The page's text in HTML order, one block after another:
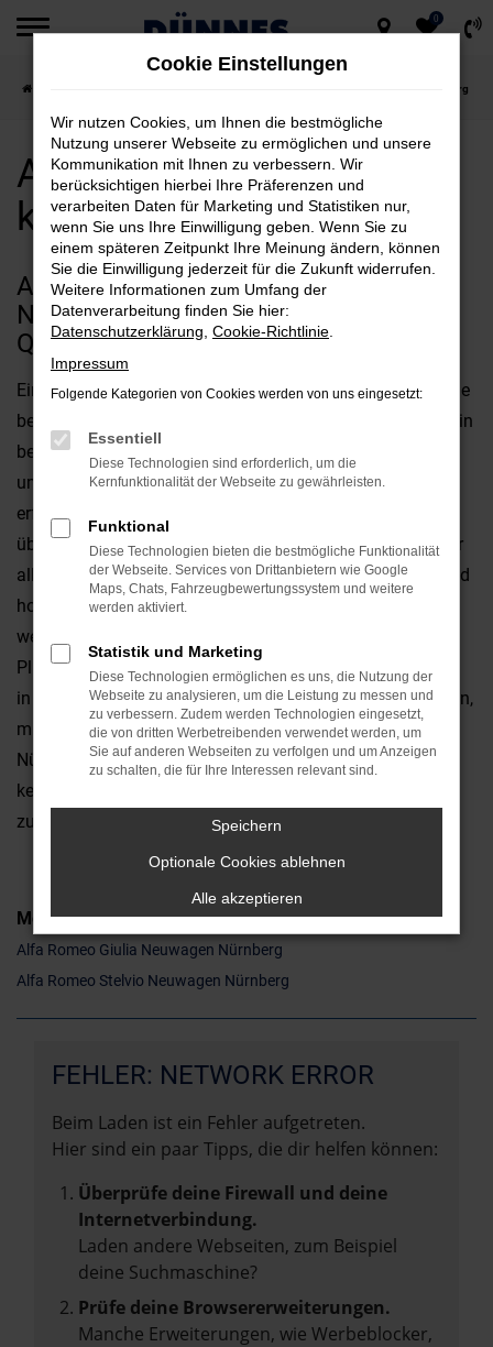
Zum
springen
0
Alfa Romeo Neuwagen kaufen für Nürnberg
Alfa Romeo Neuwagen
kaufen für Nürnberg
ALFA ROMEO NEUWAGEN FÜR
NÜRNBERG – EXZELLENZ IN
QUALITÄT UND AUSSTATTUNG
Ein Alfa Romeo Neuwagen für Nürnberg ist ganz sicher die
beste Wahl, wenn es um Qualität geht. Man braucht nur ein
beliebiges Automagazin oder einen Test aufzuschlagen,
um die Vorzüge der aktuellen Modellgenerationen zu
erfahren. Alfa Romeo Neuwagen zeichnen sich durch
überragende Technik und viele innovative Details aus. Vor
allem aber steigen Sie in ein Fahrzeug, das formschön und
hoch emotional ist. Fahren in Nürnberg und Umgebung
werden somit zu einem regelrechten Erlebnis. Der
Pluspunkt, den nur ein Alfa Romeo Neuwagen liefert, liegt
in der Individualität Ihres Fahrzeugs. Sie allein entscheiden,
mit welcher Motorisierung oder welcher Lackfarbe Sie in
Nürnberg durchstarten. Mit unseren Konfigurator ist das
kein Problem und gerne stehen wir Ihnen mit Rat und Tat
zur Seite.
Modelle
Alfa Romeo Giulia Neuwagen Nürnberg
Alfa Romeo Stelvio Neuwagen Nürnberg
FEHLER: NETWORK ERROR
Beim Laden ist ein Fehler aufgetreten.
Hier sind ein paar Tipps, die dir helfen können:
Überprüfe deine Firewall und deine
Internetverbindung.
Laden andere Webseiten, zum Beispiel
deine Suchmaschine?
Prüfe deine Browsererweiterungen.
Manche Erweiterungen, wie Werbeblocker,
Cookie Einstellungen
Wir nutzen Cookies, um Ihnen die bestmögliche
Nutzung unserer Webseite zu ermöglichen und unsere
Kommunikation mit Ihnen zu verbessern. Wir
berücksichtigen hierbei Ihre Präferenzen und
verarbeiten Daten für Marketing und Statistiken nur,
wenn Sie uns Ihre Einwilligung geben. Wenn Sie zu
einem späteren Zeitpunkt Ihre Meinung ändern, können
Sie die Einwilligung jederzeit für die Zukunft widerrufen.
Weitere Informationen zum Umfang der
Datenverarbeitung finden Sie hier:
Datenschutzerklärung Cookie-Richtlinie
Impressum
Folgende Kategorien von Cookies werden von uns eingesetzt:
Essentiell
Diese Technologien sind erforderlich, um die
Kernfunktionalität der Webseite zu gewährleisten.
Funktional
Diese Technologien bieten die bestmögliche Funktionalität
der Webseite. Services von Drittanbietern wie Google
Maps, Chats, Fahrzeugbewertungssystem und weitere
werden aktiviert.
Statistik und Marketing
Diese Technologien ermöglichen es uns, die Nutzung der
Webseite zu analysieren, um die Leistung zu messen und
zu verbessern. Zudem werden Technologien eingesetzt,
die von dritten Werbetreibenden verwendet werden, um
Sie auf anderen Webseiten zu verfolgen und um Anzeigen
zu schalten, die für Ihre Interessen relevant sind.
Speichern
Optionale Cookies ablehnen
Alle akzeptieren